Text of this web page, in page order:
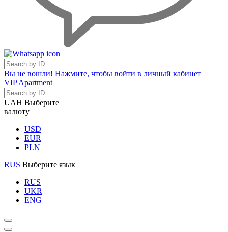
Вы не вошли! Нажмите, чтобы войти в личный кабинет
VIP Apartment
UAH Выберите
валюту
USD
EUR
PLN
RUS Выберите язык
RUS
UKR
ENG